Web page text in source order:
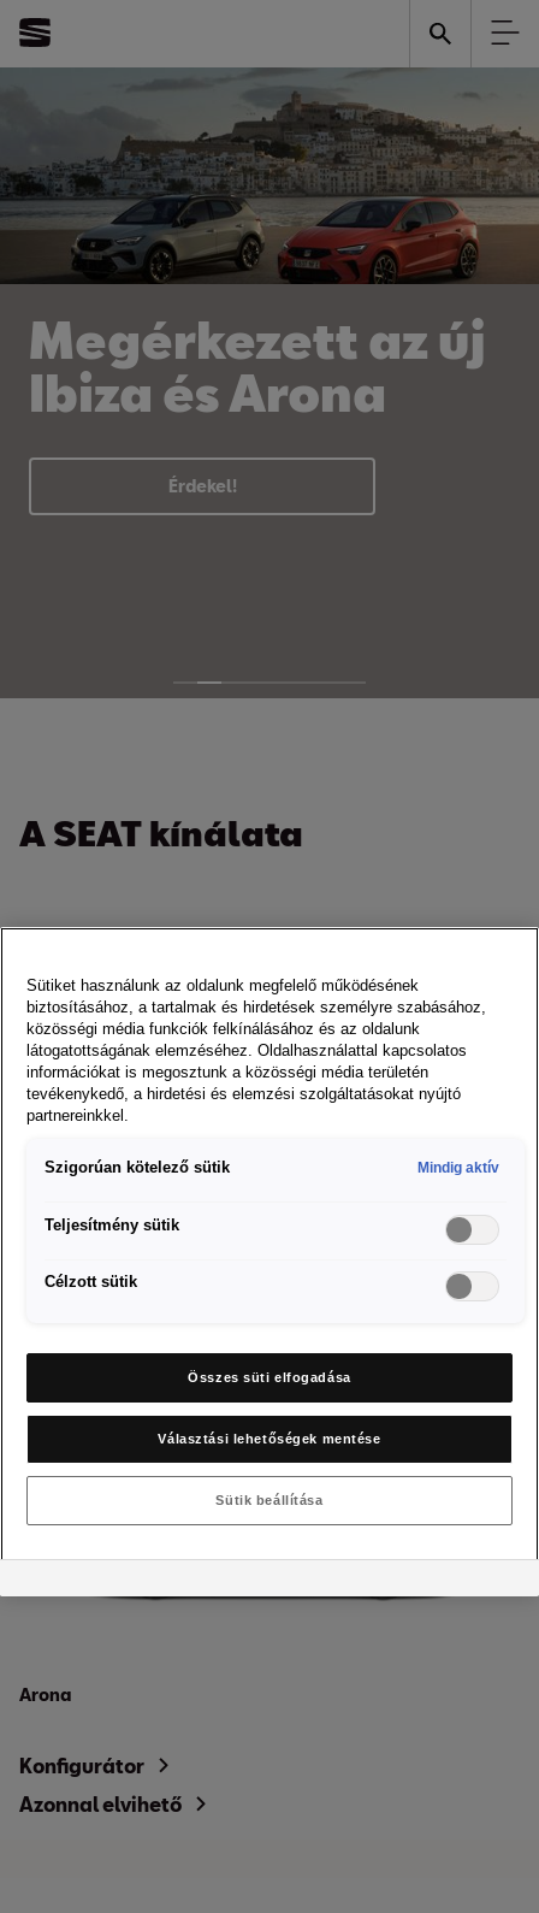
Megérkezett az új
Ibiza és Arona
Érdekel!
A SEAT kínálata
Arona
Konfigurátor
Azonnal elvihető
Sütiket használunk az oldalunk megfelelő működésének
biztosításához, a tartalmak és hirdetések személyre szabásához,
közösségi média funkciók felkínálásához és az oldalunk
látogatottságának elemzéséhez. Oldalhasználattal kapcsolatos
információkat is megosztunk a közösségi média területén
tevékenykedő, a hirdetési és elemzési szolgáltatásokat nyújtó
partnereinkkel.
Szigorúan kötelező sütik Mindig aktív
Teljesítmény sütik
Célzott sütik
Összes süti elfogadása
Választási lehetőségek mentése
Sütik beállítása